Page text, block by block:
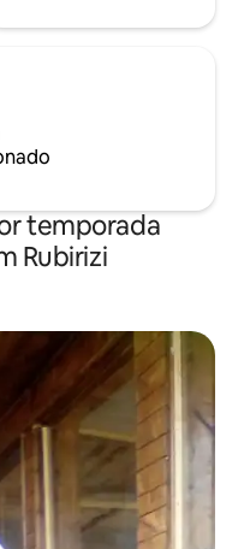
temporada
Rubirizi